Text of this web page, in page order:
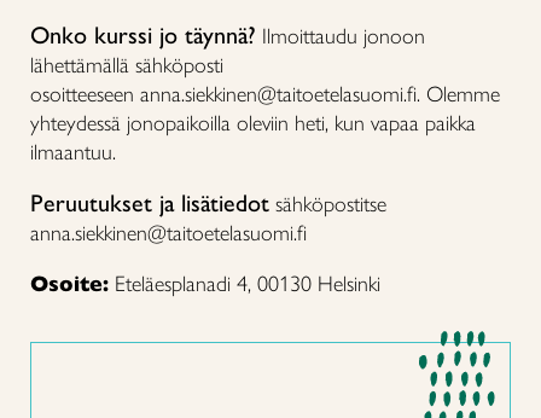
Onko kurssi jo täynnä? Ilmoittaudu jonoon
lähettämällä sähköposti
osoitteeseen anna.siekkinen@taitoetelasuomi.fi. Olemme
yhteydessä jonopaikoilla oleviin heti, kun vapaa paikka
ilmaantuu.
Peruutukset ja lisätiedot sähköpostitse
anna.siekkinen@taitoetelasuomi.fi
Osoite: Eteläesplanadi 4, 00130 Helsinki